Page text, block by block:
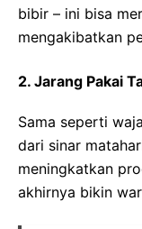
bibir – ini bisa
mengakibatkan
2. Jarang Pakai
Sama seperti
dari sinar
meningkatkan
akhirnya bikin